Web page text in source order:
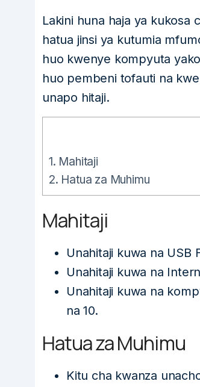
Lakini huna haja ya kukosa
hatua jinsi ya kutumia
huo kwenye kompyuta
huo pembeni tofauti na
unapo hitaji.
1. Mahitaji
2. Hatua za Muhimu
Mahitaji
Unahitaji kuwa na USB
Unahitaji kuwa na
Unahitaji kuwa na
na 10.
Hatua za Muhimu
Kitu cha kwanza